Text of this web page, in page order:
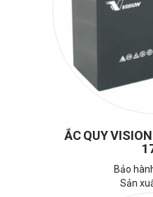
ẮC QUY
Bảo
Sản